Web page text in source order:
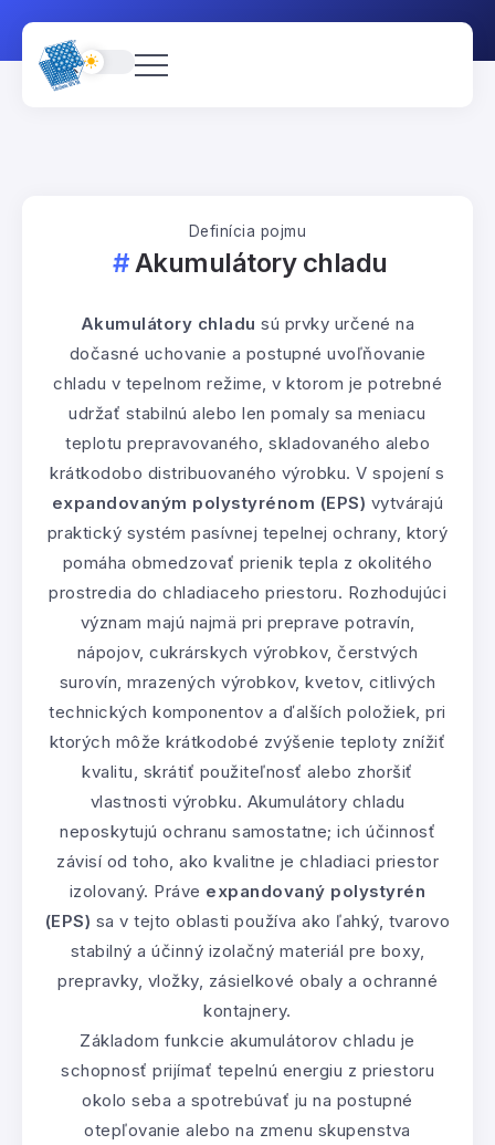
Definícia pojmu
Akumulátory chladu
Akumulátory chladu sú prvky určené na
dočasné uchovanie a postupné uvoľňovanie
chladu v tepelnom režime, v ktorom je potrebné
udržať stabilnú alebo len pomaly sa meniacu
teplotu prepravovaného, skladovaného alebo
krátkodobo distribuovaného výrobku. V spojení s
expandovaným polystyrénom (EPS) vytvárajú
praktický systém pasívnej tepelnej ochrany, ktorý
pomáha obmedzovať prienik tepla z okolitého
prostredia do chladiaceho priestoru. Rozhodujúci
význam majú najmä pri preprave potravín,
nápojov, cukrárskych výrobkov, čerstvých
surovín, mrazených výrobkov, kvetov, citlivých
technických komponentov a ďalších položiek, pri
ktorých môže krátkodobé zvýšenie teploty znížiť
kvalitu, skrátiť použiteľnosť alebo zhoršiť
vlastnosti výrobku. Akumulátory chladu
neposkytujú ochranu samostatne; ich účinnosť
závisí od toho, ako kvalitne je chladiaci priestor
izolovaný. Práve expandovaný polystyrén
(EPS) sa v tejto oblasti používa ako ľahký, tvarovo
stabilný a účinný izolačný materiál pre boxy,
prepravky, vložky, zásielkové obaly a ochranné
kontajnery.
Základom funkcie akumulátorov chladu je
schopnosť prijímať tepelnú energiu z priestoru
okolo seba a spotrebúvať ju na postupné
otepľovanie alebo na zmenu skupenstva